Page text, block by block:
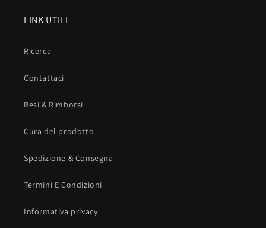
LINK UTILI
Ricerca
Contattaci
Resi & Rimborsi
Cura del prodotto
Spedizione & Consegna
Termini E Condizioni
Informativa privacy